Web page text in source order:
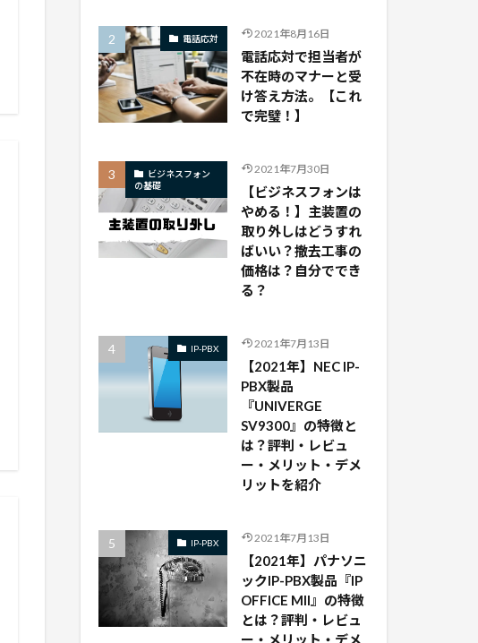
電話応対 2021年8月16日
電話応対で担当者が
不在時のマナーと受
け答え方法。【これ
で完璧！】
ビジネスフォン
の基礎
2021年7月30日
【ビジネスフォンは
やめる！】主装置の
取り外しはどうすれ
ばいい？撤去工事の
価格は？自分ででき
る？
IP-PBX 2021年7月13日
【2021年】NEC IP-
PBX製品
『UNIVERGE
SV9300』の特徴と
は？評判・レビュ
ー・メリット・デメ
リットを紹介
IP-PBX 2021年7月13日
【2021年】パナソニ
ックIP-PBX製品『IP
OFFICE Mll』の特徴
とは？評判・レビュ
ー・メリット・デメ